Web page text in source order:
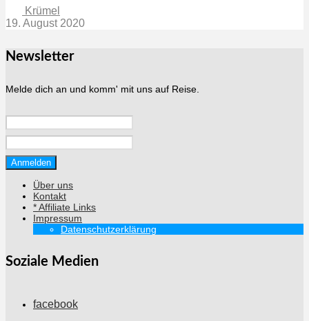
Krümel
19. August 2020
Newsletter
Melde dich an und komm' mit uns auf Reise.
Über uns
Kontakt
* Affiliate Links
Impressum
Datenschutzerklärung
Soziale Medien
facebook